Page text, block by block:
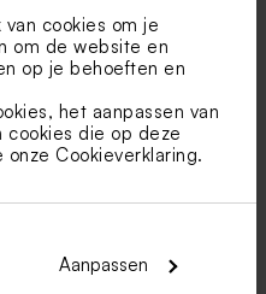
cookies om je
om de website en
op je behoeften en
het aanpassen van
cookies die op deze
onze Cookieverklaring.
Aanpassen
strepen en